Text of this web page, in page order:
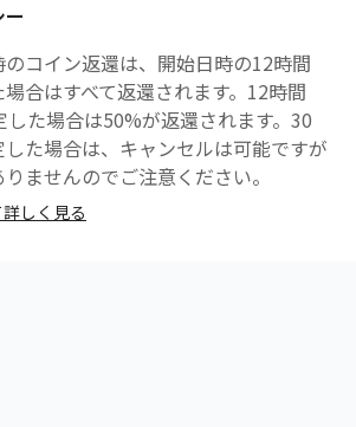
話リクエストをさせていただきます
ださいませ
コイン返還は、開始日時の12時間
合はすべて返還されます。12時間
た場合は50%が返還されます。30
た場合は、キャンセルは可能ですが
ませんのでご注意ください。
しく見る